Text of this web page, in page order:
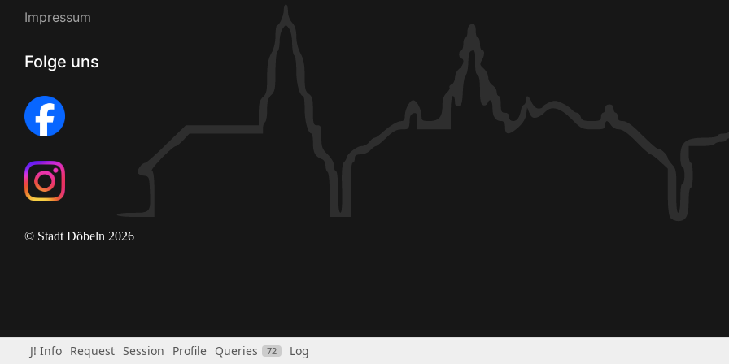
Impressum
Folge uns
© Stadt Döbeln 2026
J! Info Request Session Profile Queries 72 Log